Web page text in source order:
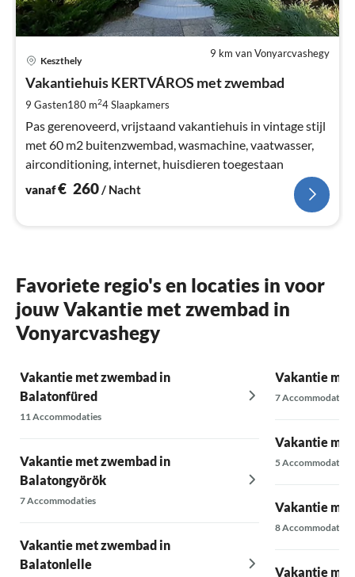
9 km van Vonyarcvashegy
Keszthely
Vakantiehuis KERTVÁROS met zwembad
9 Gasten180 m24Slaapkamers
Pas gerenoveerd, vrijstaand vakantiehuis in vintage stijl
met 60 m2 buitenzwembad, wasmachine, vaatwasser,
airconditioning, internet, huisdieren toegestaan
vanaf€ 260 / Nacht
Favoriete regio's en locaties in voor
jouw Vakantie met zwembad in
Vonyarcvashegy
Vakantie met zwembad in
Balatonfüred
11 Accommodaties
Vakantie met zwembad in
Balatongyörök
7 Accommodaties
Vakantie met zwembad in
Balatonlelle
Vakantie met
7 Accommodaties
Vakantie
5 Accommodaties
Vakantie
8 Accommodaties
Vakantie